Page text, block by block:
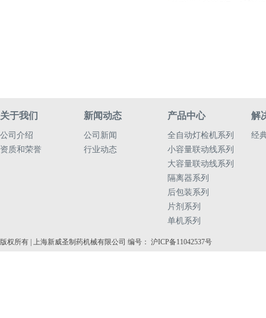
关于我们
公司介绍
资质和荣誉
新闻动态
公司新闻
行业动态
产品中心
全自动灯检机系列
小容量联动线系列
大容量联动线系列
隔离器系列
后包装系列
片剂系列
单机系列
解
经
版权所有 | 上海新威圣制药机械有限公司 编号： 沪ICP备11042537号